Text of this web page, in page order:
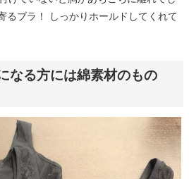
るブラ！ しっかりホールドしてくれて
なる方には綿素材のもの